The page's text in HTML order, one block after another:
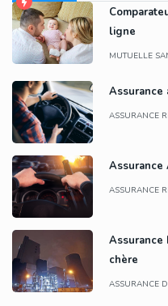
ligne
MUTUELLE
Assurance
ASSURANCE
Assurance
ASSURANCE
Assurance
chère
ASSURANCE